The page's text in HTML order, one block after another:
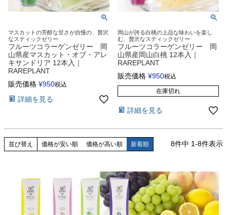
マスカットの芳醇な甘さが自慢の、贅沢
なスティックゼリー
フルーツコラーゲンゼリー 岡
山県産マスカット・オブ・アレ
キサンドリア 12本入｜
RAREPLANT
販売価格 ¥950税込
詳細を見る
岡山が誇る白桃の上品な味わいを楽し
む、贅沢なスティックゼリー
フルーツコラーゲンゼリー 岡
山県産岡山白桃 12本入｜
RAREPLANT
販売価格 ¥950税込
在庫切れ
詳細を見る
並び替え 価格が安い順 価格が高い順 新着順 8件中 1-8件表示